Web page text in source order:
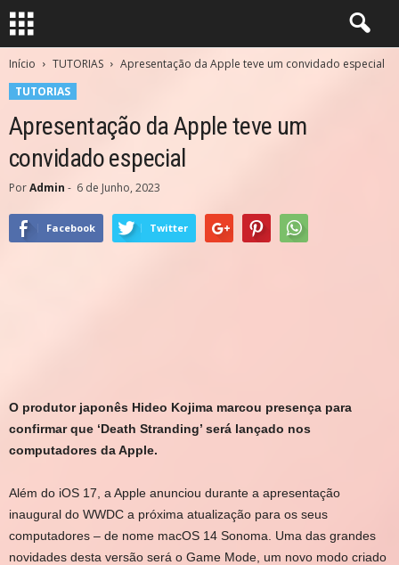
Início TUTORIAS
Apresentação da Apple teve um convidado especial
TUTORIAS
Apresentação da Apple teve um
convidado especial
PorAdmin - 6 de Junho, 2023
Facebook Twitter
O produtor japonês Hideo Kojima marcou presença para
confirmar que ‘Death Stranding’ será lançado nos
computadores da Apple.
Além do iOS 17, a Apple anunciou durante a apresentação
inaugural do WWDC a próxima atualização para os seus
computadores – de nome macOS 14 Sonoma. Uma das grandes
novidades desta versão será o Game Mode, um novo modo criado